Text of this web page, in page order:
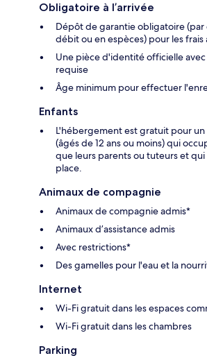
Obligatoire à l’arrivée
Dépôt de garantie obligatoire
débit ou en espèces) pour les frais
Une pièce d'identité officielle
requise
Âge minimum pour effectuer
Enfants
L'hébergement est gratuit pour
(âgés de 12 ans ou moins) qui
que leurs parents ou tuteurs et
place.
Animaux de compagnie
Animaux de compagnie admis*
Animaux d’assistance admis
Avec restrictions*
Des gamelles pour l'eau et la
Internet
Wi-Fi gratuit dans les espaces
Wi-Fi gratuit dans les chambres
Parking